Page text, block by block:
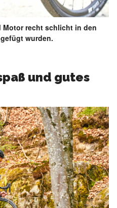
recht schlicht in den
wurden.
und gutes